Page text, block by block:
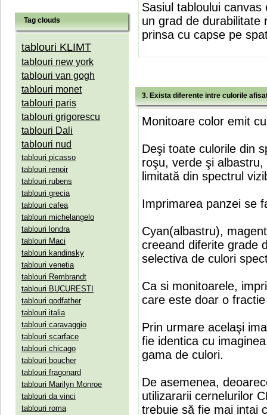
Tag clouds
tablouri KLIMT
tablouri new york
tablouri van gogh
tablouri monet
tablouri paris
tablouri grigorescu
tablouri Dali
tablouri nud
tablouri picasso
tablouri renoir
tablouri rubens
tablouri grecia
tablouri cafea
tablouri michelangelo
tablouri londra
tablouri Maci
tablouri kandinsky
tablouri venetia
tablouri Rembrandt
tablouri BUCURESTI
tablouri godfather
tablouri italia
tablouri caravaggio
tablouri scarface
tablouri chicago
tablouri boucher
tablouri fragonard
tablouri Marilyn Monroe
tablouri da vinci
tablouri roma
Sasiul tabloului
un grad de durabilitate
prinsa cu capse pe
3. Exista diferente intre culorile
Monitoare color emit
Deşi toate culorile din
roşu, verde şi
limitată din spectrul
Imprimarea panzei se
Cyan(albastru),
creeand diferite grade
selectiva de culori
Ca si monitoarele,
care este doar o
Prin urmare acelaşi
fie identica cu
gama de culori.
De asemenea,
utilizararii cernelurilor
trebuie să fie mai intai